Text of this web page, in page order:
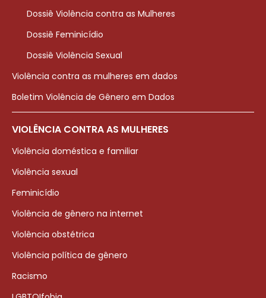
Dossiê Violência contra as Mulheres
Dossiê Feminicídio
Dossiê Violência Sexual
Violência contra as mulheres em dados
Boletim Violência de Gênero em Dados
VIOLÊNCIA CONTRA AS MULHERES
Violência doméstica e familiar
Violência sexual
Feminicídio
Violência de gênero na internet
Violência obstétrica
Violência política de gênero
Racismo